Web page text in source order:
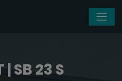
| SB 23 S